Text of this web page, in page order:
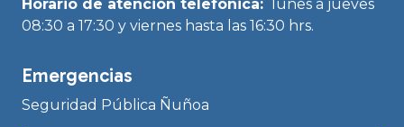
Horario de atención telefónica:
lunes a jueves
08:30 a 17:30 y viernes hasta las 16:30 hrs.
Emergencias
Seguridad Pública Ñuñoa